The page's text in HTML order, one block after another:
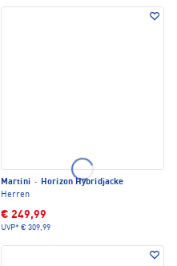
Martini · Horizon Hybridjacke
Herren
€ 249,99
UVP* € 309,99